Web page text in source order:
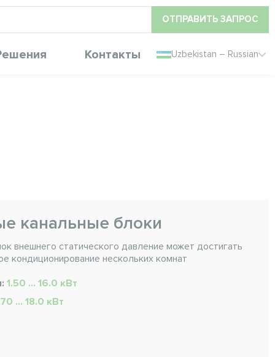
ОТПРАВИТЬ ЗАПРОС
Контакты Uzbekistan – Russian
канальные блоки
внешнего статического давление может достигать
кондиционирование нескольких комнат
1.50 ... 16.0 кВт
... 18.0 кВт